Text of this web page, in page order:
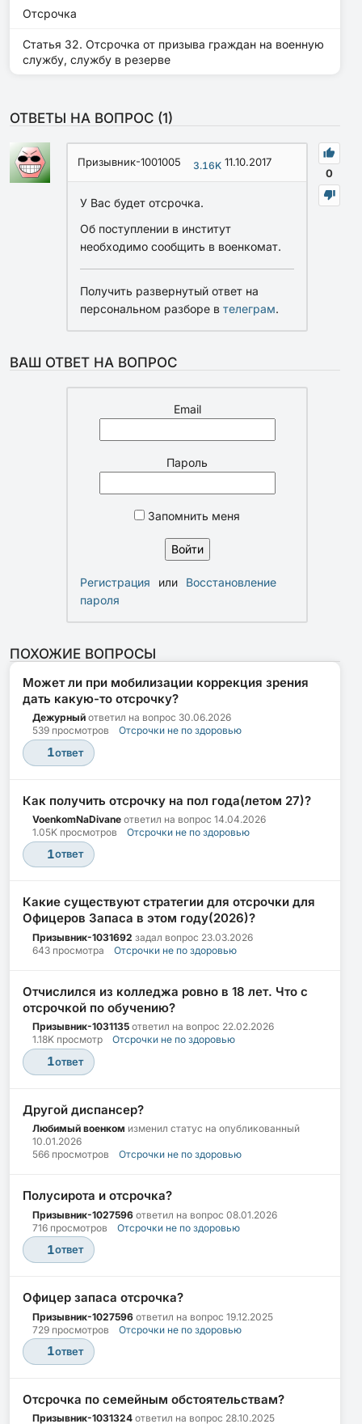
Отсрочка
Статья 32. Отсрочка от призыва граждан на военную
службу, службу в резерве
ОТВЕТЫ НА ВОПРОС (1)
0
Призывник-1001005 3.16K 11.10.2017
У Вас будет отсрочка.
Об поступлении в институт
необходимо сообщить в военкомат.
Получить развернутый ответ на
персональном разборе в телеграм.
ВАШ ОТВЕТ НА ВОПРОС
Email
Пароль
Запомнить меня
Регистрация или
Восстановление
пароля
ПОХОЖИЕ ВОПРОСЫ
Может ли при мобилизации коррекция зрения
дать какую-то отсрочку?
Дежурный ответил на вопрос 30.06.2026
539 просмотров
Отсрочки не по здоровью
1ответ
Как получить отсрочку на пол года(летом 27)?
VoenkomNaDivane ответил на вопрос 14.04.2026
1.05K просмотров
Отсрочки не по здоровью
1ответ
Какие существуют стратегии для отсрочки для
Офицеров Запаса в этом году(2026)?
Призывник-1031692 задал вопрос 23.03.2026
643 просмотра
Отсрочки не по здоровью
Отчислился из колледжа ровно в 18 лет. Что с
отсрочкой по обучению?
Призывник-1031135 ответил на вопрос 22.02.2026
1.18K просмотр
Отсрочки не по здоровью
1ответ
Другой диспансер?
Любимый военком изменил статус на опубликованный
10.01.2026
566 просмотров
Отсрочки не по здоровью
Полусирота и отсрочка?
Призывник-1027596 ответил на вопрос 08.01.2026
716 просмотров
Отсрочки не по здоровью
1ответ
Офицер запаса отсрочка?
Призывник-1027596 ответил на вопрос 19.12.2025
729 просмотров
Отсрочки не по здоровью
1ответ
Отсрочка по семейным обстоятельствам?
Призывник-1031324 ответил на вопрос 28.10.2025